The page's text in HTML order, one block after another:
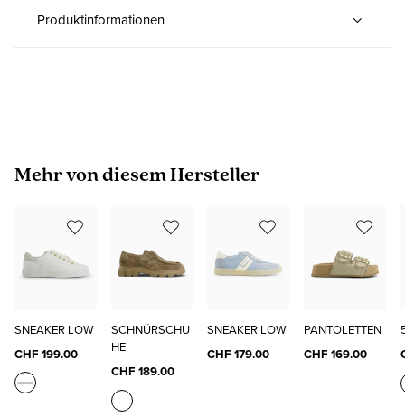
Produktinformationen
Produktgalerie überspringen
Mehr von diesem Hersteller
SNEAKER LOW
CHF 199.00
SCHNÜRSCHU
HE
CHF 189.00
SNEAKER LOW
CHF 179.00
PANTOLETTEN
CHF 169.00